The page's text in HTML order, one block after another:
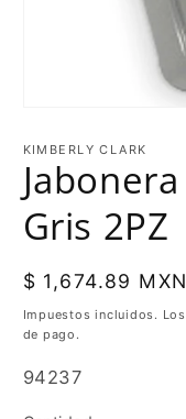
KIMBERLY CLARK
Gris 2PZ
Precio
habitual
$ 1,674.89 MXN
Impuestos incluidos. Los
de pago.
SKU:
94237